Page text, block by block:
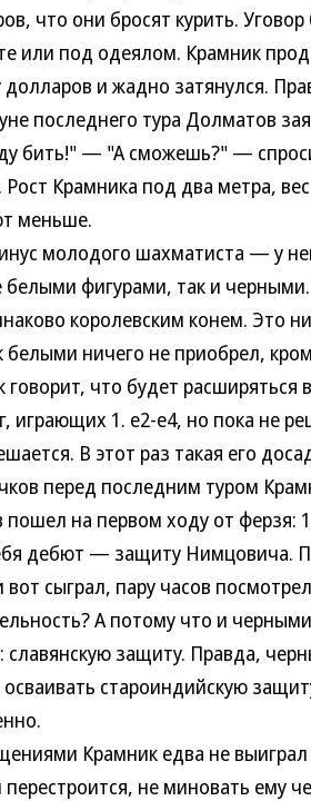
что они бросят курить.
или под одеялом. Крамник
и жадно затянулся.
последнего тура Долматов
бить!" — "А сможешь?" —
Крамника под два метра,
меньше.
молодого шахматиста — у
белыми фигурами, так и
королевским конем. Это
ничего не приобрел,
что будет расширяться
играющих 1. е2-е4, но пока не
В этот раз такая его
перед последним туром
пошел на первом ходу от ферзя:
дебют — защиту Нимцовича.
сыграл, пару часов
А потому что и
защиту. Правда,
осваивать староиндийскую
Крамник едва не
не миновать ему